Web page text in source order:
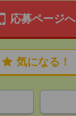
応募ページへ
気になる！